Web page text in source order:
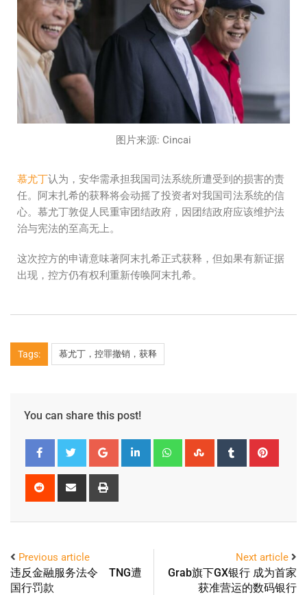
图片来源: Cincai
慕尤丁认为，安华需承担我国司法系统所遭受到的损害的责
任。阿末扎希的获释将会动摇了投资者对我国司法系统的信
心。慕尤丁敦促人民重审团结政府，因团结政府应该维护法
治与宪法的至高无上。
这次控方的申请意味著阿末扎希正式获释，但如果有新证据
出现，控方仍有权利重新传唤阿末扎希。
Tags: 慕尤丁，控罪撤销，获释
You can share this post!
Previous article
违反金融服务法令 TNG遭
国行罚款
Next article
Grab旗下GX银行 成为首家
获准营运的数码银行